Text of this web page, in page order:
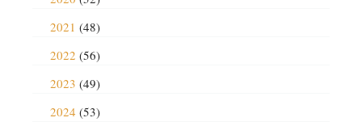
2021 (48)
2022 (56)
2023 (49)
2024 (53)